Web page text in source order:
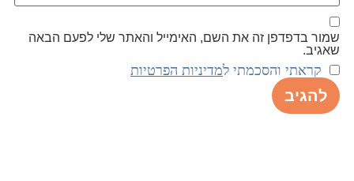
שמור בדפדפן זה את השם, האימייל והאתר שלי לפעם הבאה
שאגיב.
קראתי והסכמתי למדיניות הפרטיות